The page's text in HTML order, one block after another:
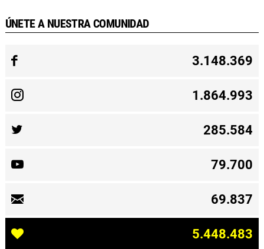
ÚNETE A NUESTRA COMUNIDAD
3.148.369
1.864.993
285.584
79.700
69.837
5.448.483